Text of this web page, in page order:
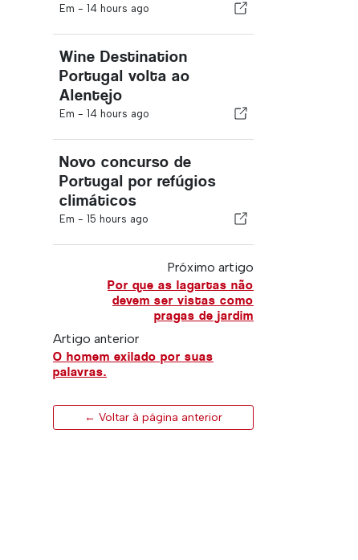
Em - 14 hours ago
Wine Destination
Portugal volta ao
Alentejo
Em - 14 hours ago
Novo concurso de
Portugal por refúgios
climáticos
Em - 15 hours ago
Próximo artigo
Por que as lagartas não
devem ser vistas como
pragas de jardim
Artigo anterior
O homem exilado por suas
palavras.
← Voltar à página anterior